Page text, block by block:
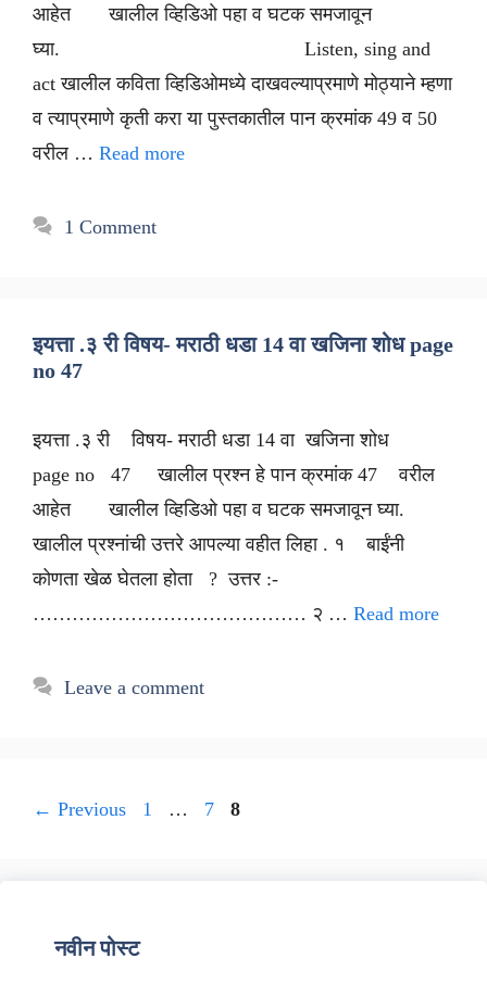
आहेत खालील व्हिडिओ पहा व घटक समजावून
घ्या. Listen, sing and
act खालील कविता व्हिडिओमध्ये दाखवल्याप्रमाणे मोठ्याने म्हणा
व त्याप्रमाणे कृती करा या पुस्तकातील पान क्रमांक 49 व 50
वरील … Read more
1 Comment
इयत्ता .३ री विषय- मराठी धडा 14 वा खजिना शोध page
no 47
इयत्ता .३ री विषय- मराठी धडा 14 वा खजिना शोध
page no 47 खालील प्रश्न हे पान क्रमांक 47 वरील
आहेत खालील व्हिडिओ पहा व घटक समजावून घ्या.
खालील प्रश्नांची उत्तरे आपल्या वहीत लिहा . १ बाईंनी
कोणता खेळ घेतला होता ? उत्तर :-
…………………………………… २ … Read more
Leave a comment
← Previous Page
1 … Page
7 Page
8
नवीन पोस्ट